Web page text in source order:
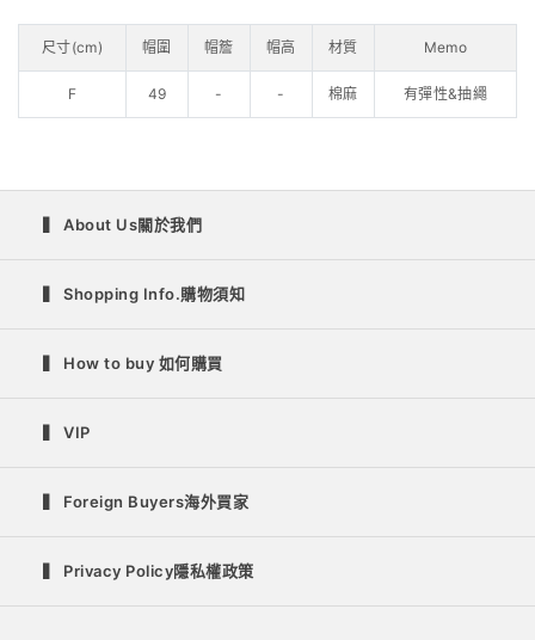
尺寸(cm) 帽圍 帽簷 帽高 材質 Memo
F 49 - - 棉麻 有彈性&抽繩
▍ About Us關於我們
▍ Shopping Info.購物須知
▍ How to buy 如何購買
▍ VIP
▍ Foreign Buyers海外買家
▍ Privacy Policy隱私權政策